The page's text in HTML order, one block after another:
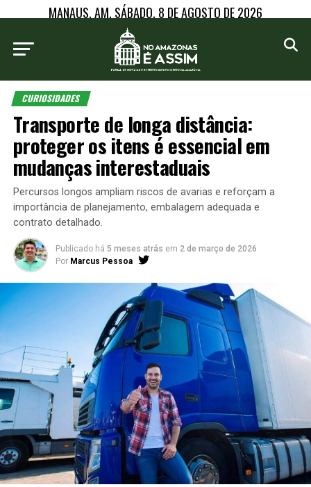
MANAUS, AM, SÁBADO, 8 DE AGOSTO DE 2026
CURIOSIDADES
Transporte de longa distância:
proteger os itens é essencial em
mudanças interestaduais
Percursos longos ampliam riscos de avarias e reforçam a
importância de planejamento, embalagem adequada e
contrato detalhado.
Publicado há 5 meses atrás em 2 de março de 2026
Por Marcus Pessoa